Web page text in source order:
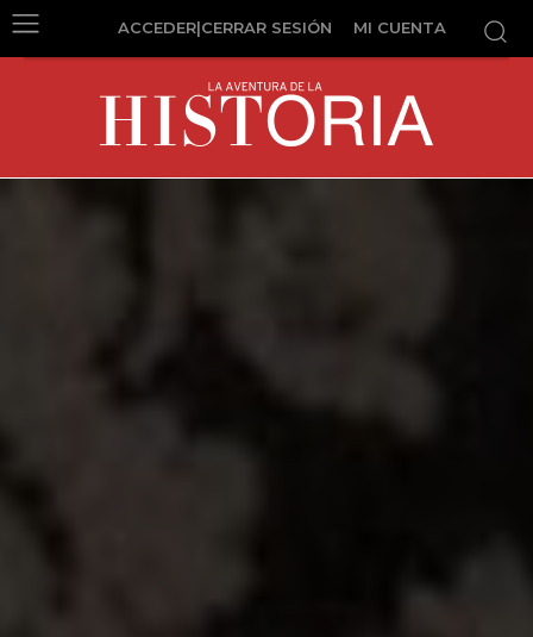
ACCEDER|CERRAR SESIÓN MI CUENTA